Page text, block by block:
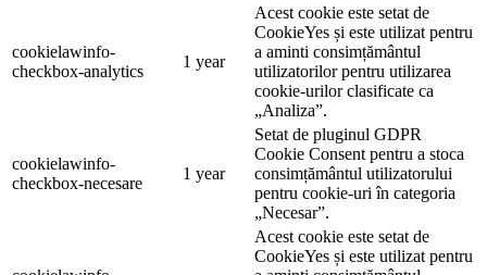
cookielawinfo-
checkbox-analytics
1 year
Acest cookie este setat de
CookieYes și este utilizat pentru
a aminti consimțământul
utilizatorilor pentru utilizarea
cookie-urilor clasificate ca
„Analiza”.
cookielawinfo-
checkbox-necesare
1 year
Setat de pluginul GDPR
Cookie Consent pentru a stoca
consimțământul utilizatorului
pentru cookie-uri în categoria
„Necesar”.
Acest cookie este setat de
CookieYes și este utilizat pentru